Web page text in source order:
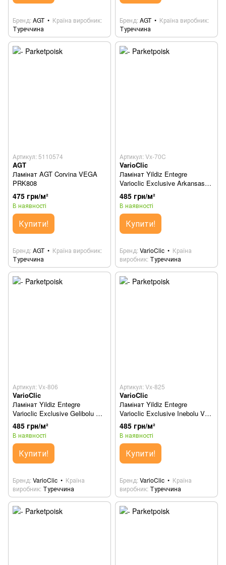
Бренд AGT
Країна виробник
Туреччина
Бренд AGT
Країна виробник
Туреччина
Артикул: 5110574
AGT
Ламінат AGT Corvina VEGA
PRK808
475 грн/м²
В наявності
Купити!
Бренд AGT
Країна виробник
Туреччина
Артикул: Vx-70C
VarioClic
Ламінат Yildiz Entegre
Varioclic Exclusive Arkansas
Vx-70C
485 грн/м²
В наявності
Купити!
Бренд VarioClic
Країна
виробник Туреччина
Артикул: Vx-806
VarioClic
Ламінат Yildiz Entegre
Varioclic Exclusive Gelibolu Vx-
806
485 грн/м²
В наявності
Купити!
Бренд VarioClic
Країна
виробник Туреччина
Артикул: Vx-825
VarioClic
Ламінат Yildiz Entegre
Varioclic Exclusive Inebolu Vx-
825
485 грн/м²
В наявності
Купити!
Бренд VarioClic
Країна
виробник Туреччина